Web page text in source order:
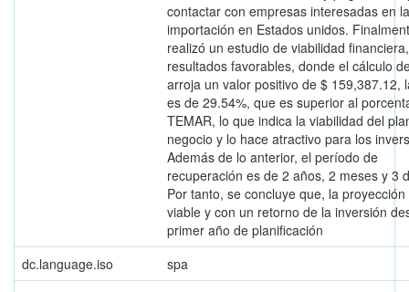
contactar con empresas interesadas en la
importación en Estados unidos.
realizó un estudio de viabilidad
resultados favorables, donde el cálculo
arroja un valor positivo de $ 159,387.12,
es de 29.54%, que es superior al
TEMAR, lo que indica la viabilidad del
negocio y lo hace atractivo para los
Además de lo anterior, el período de
recuperación es de 2 años, 2 meses y 3
Por tanto, se concluye que, la proyección
viable y con un retorno de la inversión
primer año de planificación
dc.language.iso
spa